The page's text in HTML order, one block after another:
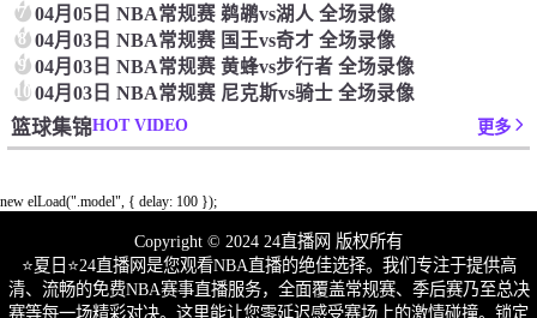
7 04月05日 NBA常规赛 鹈鹕vs湖人 全场录像
8 04月03日 NBA常规赛 国王vs奇才 全场录像
9 04月03日 NBA常规赛 黄蜂vs步行者 全场录像
1004月03日 NBA常规赛 尼克斯vs骑士 全场录像
篮球集锦HOT VIDEO 更多
new elLoad(".model", { delay: 100 });
Copyright © 2024 24直播网 版权所有
⭐️夏日⭐24直播网是您观看NBA直播的绝佳选择。我们专注于提供高
清、流畅的免费NBA赛事直播服务，全面覆盖常规赛、季后赛乃至总决
赛等每一场精彩对决。这里能让您零延迟感受赛场上的激情碰撞。锁定